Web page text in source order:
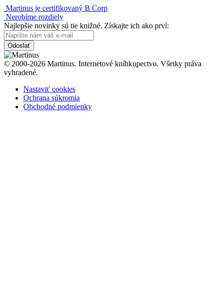
Martinus je certifikovaný B Corp
Nerobíme rozdiely
Najlepšie novinky sú tie knižné. Získajte ich ako prví:
Odoslať
© 2000-2026 Martinus. Internetové kníhkupectvo. Všetky práva
vyhradené.
Nastaviť cookies
Ochrana súkromia
Obchodné podmienky